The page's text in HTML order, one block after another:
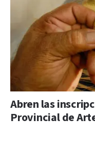
Abren las
Provincial de